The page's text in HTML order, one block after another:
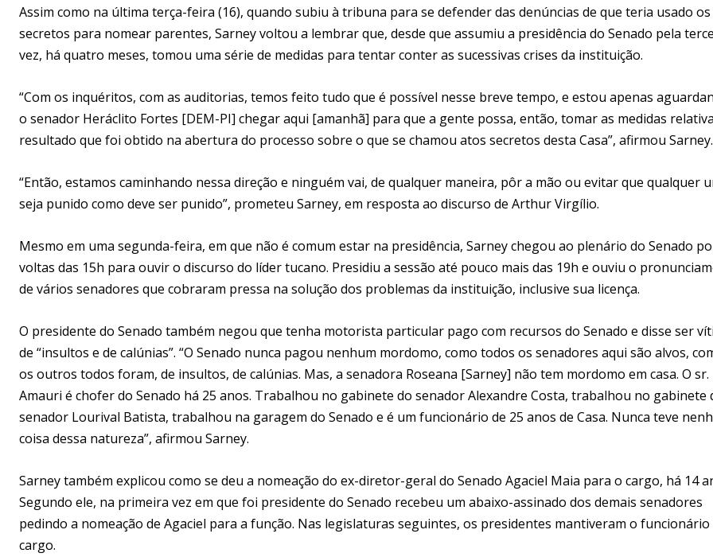
Assim como na última terça-feira (16), quando subiu à tribuna para se defender das denúncias de que teria usado
secretos para nomear parentes, Sarney voltou a lembrar que, desde que assumiu a presidência do Senado pela
vez, há quatro meses, tomou uma série de medidas para tentar conter as sucessivas crises da instituição.
“Com os inquéritos, com as auditorias, temos feito tudo que é possível nesse breve tempo, e estou apenas
o senador Heráclito Fortes [DEM-PI] chegar aqui [amanhã] para que a gente possa, então, tomar as medidas
resultado que foi obtido na abertura do processo sobre o que se chamou atos secretos desta Casa”, afirmou Sarney.
“Então, estamos caminhando nessa direção e ninguém vai, de qualquer maneira, pôr a mão ou evitar que qualquer
seja punido como deve ser punido”, prometeu Sarney, em resposta ao discurso de Arthur Virgílio.
Mesmo em uma segunda-feira, em que não é comum estar na presidência, Sarney chegou ao plenário do Senado
voltas das 15h para ouvir o discurso do líder tucano. Presidiu a sessão até pouco mais das 19h e ouviu o
de vários senadores que cobraram pressa na solução dos problemas da instituição, inclusive sua licença.
O presidente do Senado também negou que tenha motorista particular pago com recursos do Senado e disse ser
de “insultos e de calúnias”. “O Senado nunca pagou nenhum mordomo, como todos os senadores aqui são alvos,
os outros todos foram, de insultos, de calúnias. Mas, a senadora Roseana [Sarney] não tem mordomo em casa. O sr.
Amauri é chofer do Senado há 25 anos. Trabalhou no gabinete do senador Alexandre Costa, trabalhou no gabinete
senador Lourival Batista, trabalhou na garagem do Senado e é um funcionário de 25 anos de Casa. Nunca teve
coisa dessa natureza”, afirmou Sarney.
Sarney também explicou como se deu a nomeação do ex-diretor-geral do Senado Agaciel Maia para o cargo, há 14
Segundo ele, na primeira vez em que foi presidente do Senado recebeu um abaixo-assinado dos demais senadores
pedindo a nomeação de Agaciel para a função. Nas legislaturas seguintes, os presidentes mantiveram o
cargo.